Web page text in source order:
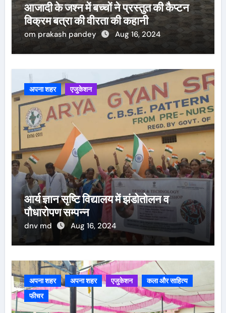
आजादी के जश्न में बच्चों ने प्रस्तुत की कैप्टन
विक्रम बत्रा की वीरता की कहानी
om prakash pandey Aug 16, 2024
अपना शहर एजुकेशन
आर्य ज्ञान सृष्टि विद्यालय में झंडोतोलन व
पौधारोपण सम्पन्न
dnv md Aug 16, 2024
अपना शहर अपना शहर एजुकेशन
कला और साहित्य
फीचर